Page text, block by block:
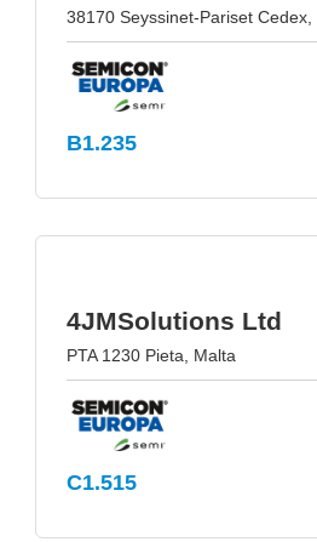
38170 Seyssinet-Pariset Cedex,
B1.235
4JMSolutions Ltd
PTA 1230 Pieta, Malta
C1.515